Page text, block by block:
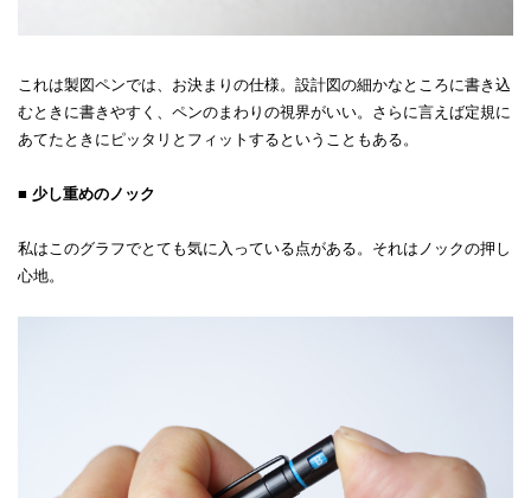
これは製図ペンでは、お決まりの仕様。設計図の細かなところに書き込
むときに書きやすく、ペンのまわりの視界がいい。さらに言えば定規に
あてたときにピッタリとフィットするということもある。
■ 少し重めのノック
私はこのグラフでとても気に入っている点がある。それはノックの押し
心地。